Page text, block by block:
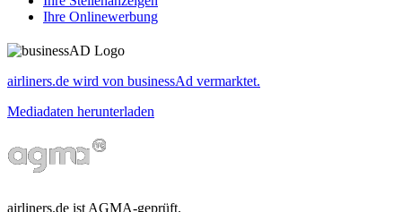
Ihre Onlinewerbung
airliners.de wird von businessAd vermarktet.
Mediadaten herunterladen
airliners.de ist AGMA-geprüft.